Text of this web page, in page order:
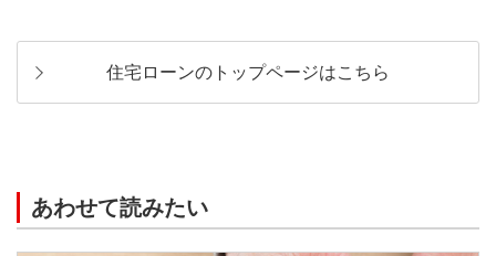
住宅ローンのトップページはこちら
あわせて読みたい